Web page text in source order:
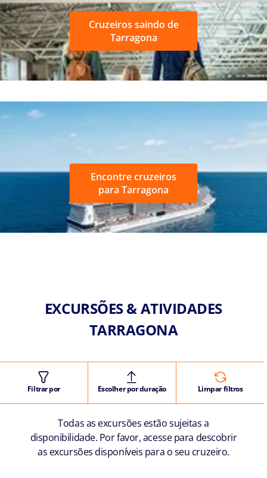
Cruzeiros saindo de
Tarragona
Encontre cruzeiros
para Tarragona
EXCURSÕES & ATIVIDADES
TARRAGONA
Filtrar por Escolher por duração Limpar filtros
Todas as excursões estão sujeitas a
disponibilidade. Por favor, acesse para descobrir
as excursões disponíveis para o seu cruzeiro.